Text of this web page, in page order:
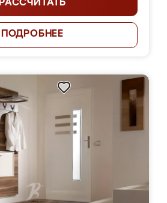
РАССЧИТАТЬ
ПОДРОБНЕЕ